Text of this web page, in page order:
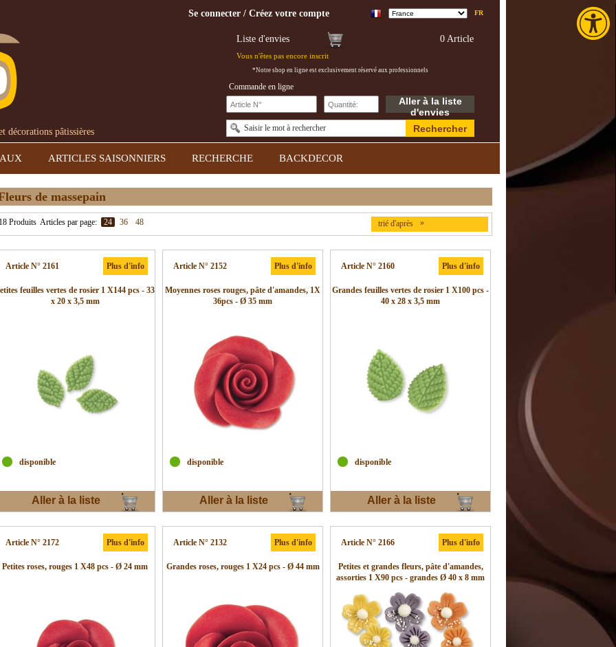
décorations pâtissières
Se connecter / Créez votre compte FR
Liste d'envies 0 Article
Vous n'êtes pas encore inscrit
*Notre shop en ligne est exclusivement réservé aux professionnels
Saisir le mot à rechercher Rechercher
Commande en ligne
Aller à la liste
d'envies
ARTICLES SAISONNIERS RECHERCHE BACKDECOR
de massepain
Produits trié d'après »
Articles par page: 24 36 48
Article N° 2161 Plus d'info
feuilles vertes de rosier 1 X144 pcs - 33
x 20 x 3,5 mm
disponible
Aller à la liste
Article N° 2152 Plus d'info
Moyennes roses rouges, pâte d'amandes, 1X
36pcs - Ø 35 mm
disponible
Aller à la liste
Article N° 2160 Plus d'info
Grandes feuilles vertes de rosier 1 X100 pcs -
40 x 28 x 3,5 mm
disponible
Aller à la liste
Article N° 2172 Plus d'info
Petites roses, rouges 1 X48 pcs - Ø 24 mm
Article N° 2132 Plus d'info
Grandes roses, rouges 1 X24 pcs - Ø 44 mm
Article N° 2166 Plus d'info
Petites et grandes fleurs, pâte d'amandes,
assorties 1 X90 pcs - grandes Ø 40 x 8 mm